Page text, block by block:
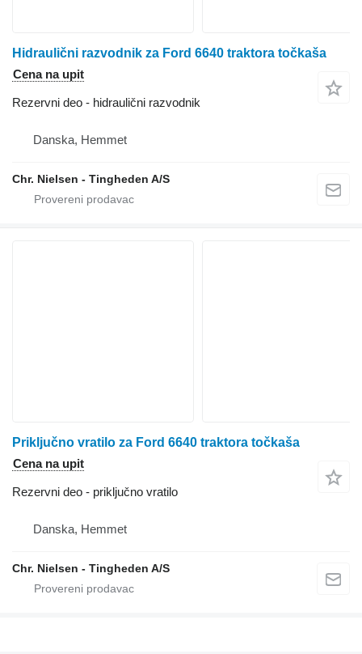
Hidraulični razvodnik za Ford 6640 traktora točkaša
Cena na upit
Rezervni deo - hidraulični razvodnik
Danska, Hemmet
Chr. Nielsen - Tingheden A/S
Priključno vratilo za Ford 6640 traktora točkaša
Cena na upit
Rezervni deo - priključno vratilo
Danska, Hemmet
Chr. Nielsen - Tingheden A/S